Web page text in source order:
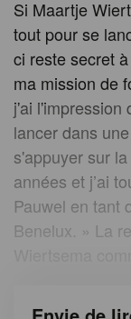
Si Maartje
tout pour se
ci reste secret
ma mission de
j'ai l'impression
lancer dans
s'appuyer sur
années et j’ai
Pauwel en tant
Benelux. » La